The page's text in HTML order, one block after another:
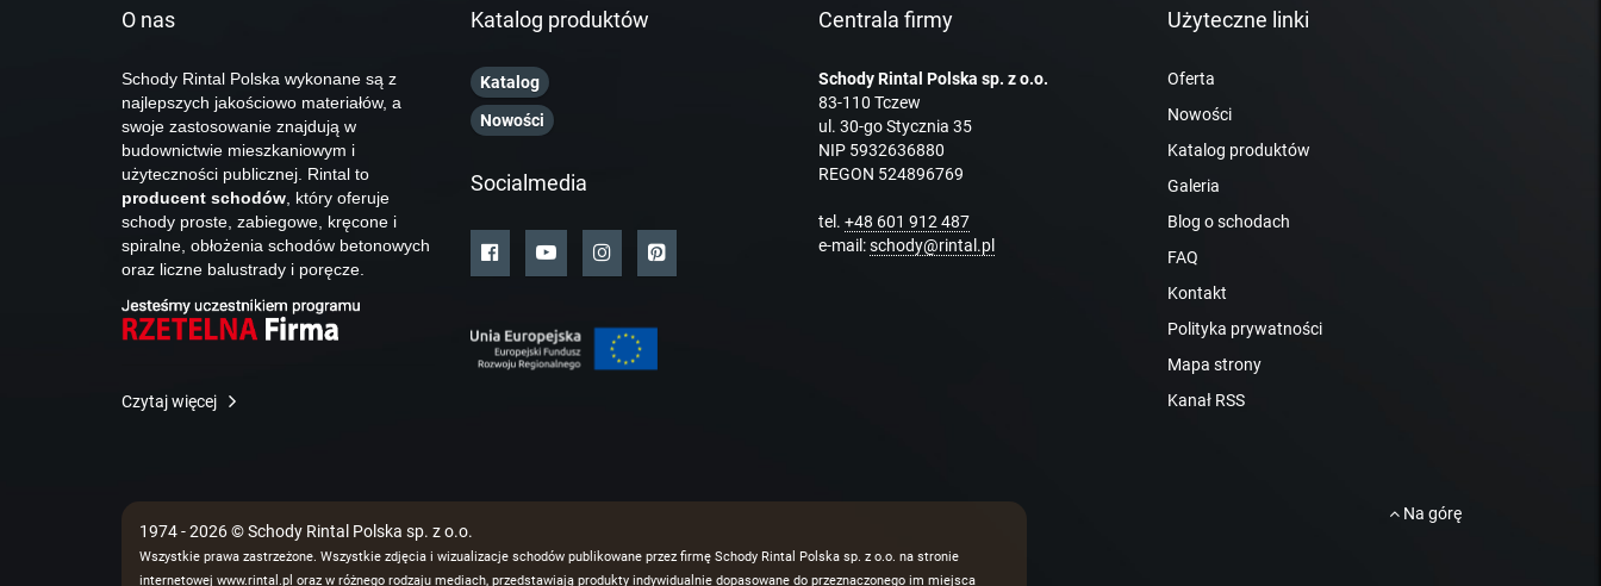
O nas
Schody Rintal Polska wykonane są z
najlepszych jakościowo materiałów, a
swoje zastosowanie znajdują w
budownictwie mieszkaniowym i
użyteczności publicznej. Rintal to
producent schodów , który oferuje
schody proste, zabiegowe, kręcone i
spiralne, obłożenia schodów betonowych
oraz liczne balustrady i poręcze.
Czytaj więcej
Katalog produktów
Katalog
Nowości
Socialmedia
Centrala firmy
Schody Rintal Polska sp. z o.o.
83-110 Tczew
ul. 30-go Stycznia 35
NIP 5932636880
REGON 524896769
tel. +48 601 912 487
e-mail:schody@rintal.pl
Użyteczne linki
Oferta
Nowości
Katalog produktów
Galeria
Blog o schodach
FAQ
Kontakt
Polityka prywatności
Mapa strony
Kanał RSS
1974 - 2026 © Schody Rintal Polska sp. z o.o.
Wszystkie prawa zastrzeżone. Wszystkie zdjęcia i wizualizacje schodów publikowane przez firmę Schody Rintal Polska sp. z o.o. na stronie
internetowej www.rintal.pl oraz w różnego rodzaju mediach, przedstawiają produkty indywidualnie dopasowane do przeznaczonego im miejsca
Na górę